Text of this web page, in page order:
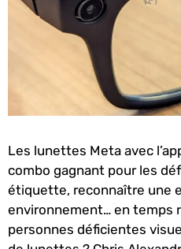
Les lunettes Meta avec
combo gagnant pour les
étiquette, reconnaître une
environnement… en temps
personnes déficientes